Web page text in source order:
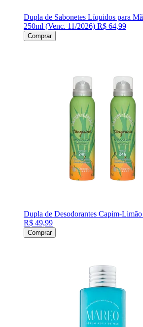
Dupla de Sabonetes Líquidos para
250ml (Venc. 11/2026) R$ 64,99
Comprar
Dupla de Desodorantes Capim-
R$ 49,99
Comprar